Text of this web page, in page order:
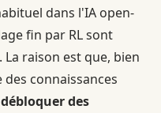
dans l'IA open-
fin par RL sont
raison est que, bien
connaissances
débloquer des